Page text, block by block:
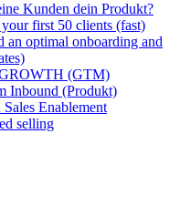
Kunden dein Produkt?
first 50 clients (fast)
an optimal onboarding and
(GTM)
Inbound (Produkt)
Enablement
selling